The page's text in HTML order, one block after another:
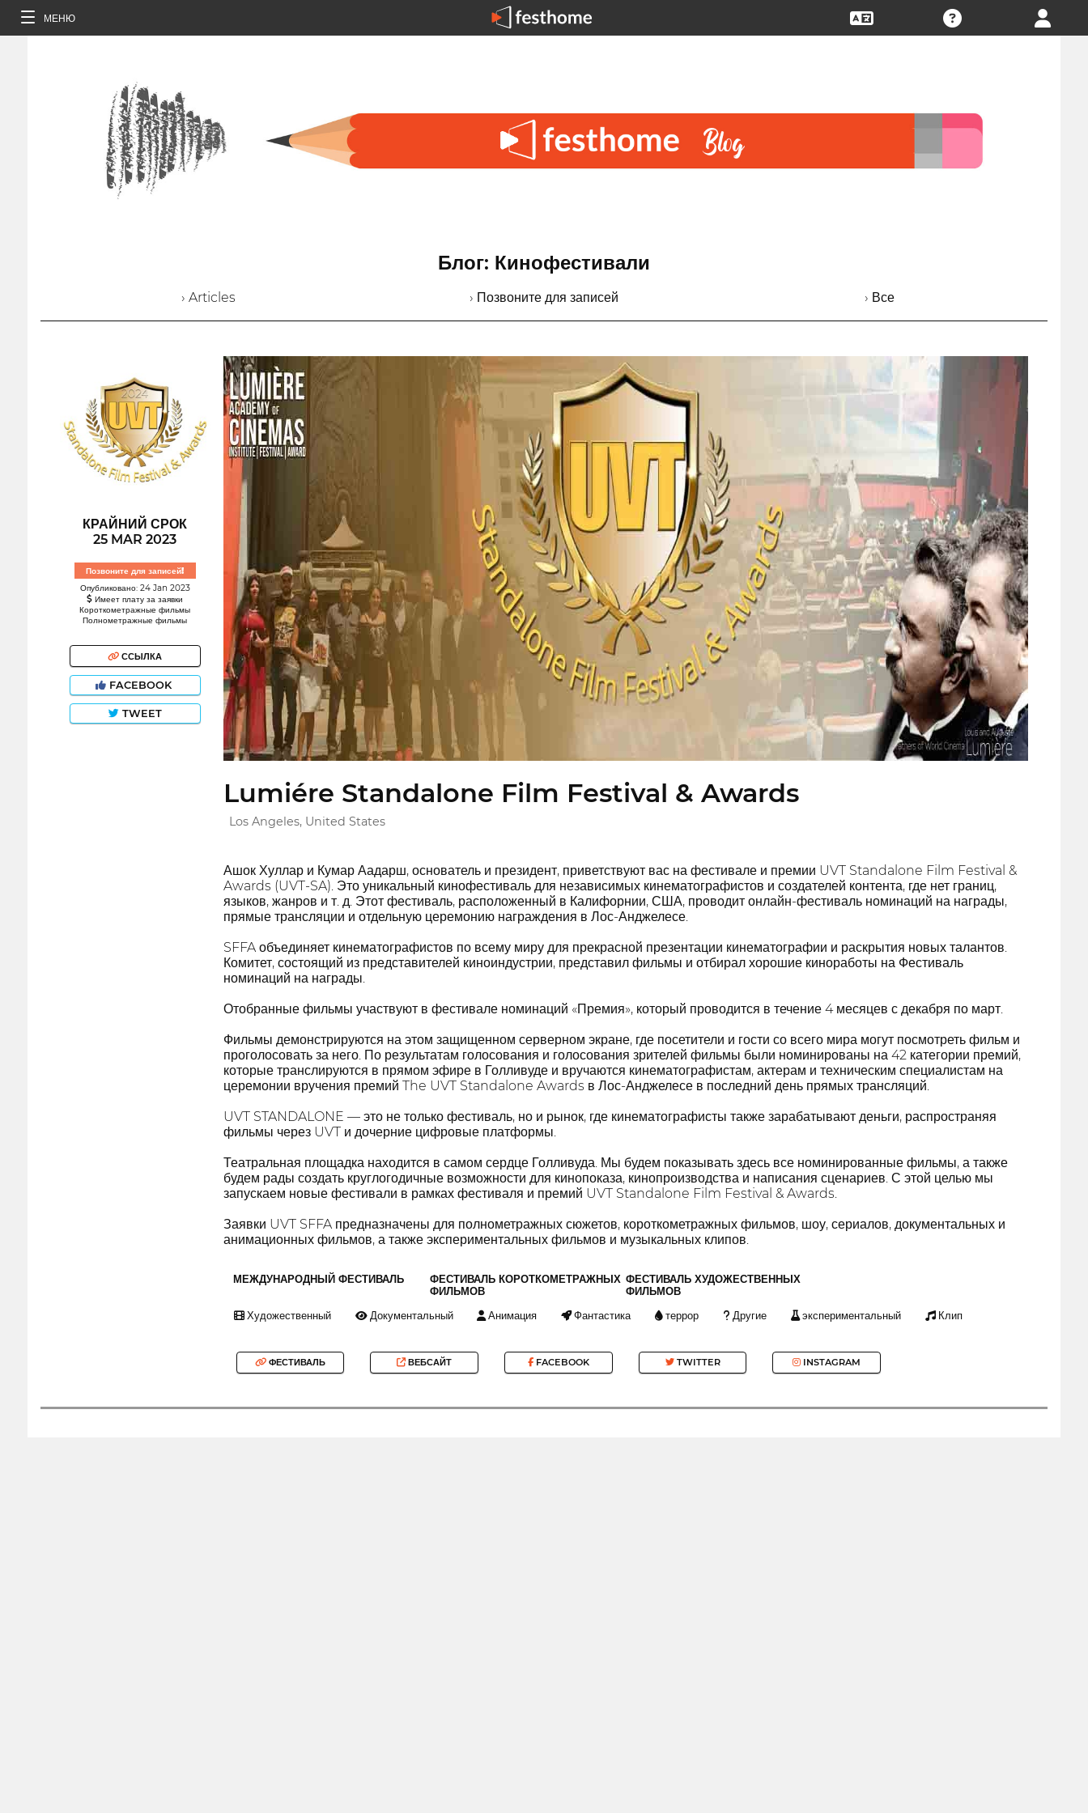
МЕНЮ
Блог: Кинофестивали
› Articles › Позвоните для записей › Все
КРАЙНИЙ СРОК
25 MAR 2023
Позвоните для записей!
Опубликовано: 24 Jan 2023
Имеет плату за заявки
Короткометражные фильмы
Полнометражные фильмы
ССЫЛКА
FACEBOOK
TWEET
Lumiére Standalone Film Festival & Awards
Los Angeles, United States
Ашок Хуллар и Кумар Аадарш, основатель и президент, приветствуют вас на фестивале и премии UVT Standalone Film Festival &
Awards (UVT-SA). Это уникальный кинофестиваль для независимых кинематографистов и создателей контента, где нет границ,
языков, жанров и т. д. Этот фестиваль, расположенный в Калифорнии, США, проводит онлайн-фестиваль номинаций на награды,
прямые трансляции и отдельную церемонию награждения в Лос-Анджелесе.
SFFA объединяет кинематографистов по всему миру для прекрасной презентации кинематографии и раскрытия новых талантов.
Комитет, состоящий из представителей киноиндустрии, представил фильмы и отбирал хорошие киноработы на Фестиваль
номинаций на награды.
Отобранные фильмы участвуют в фестивале номинаций «Премия», который проводится в течение 4 месяцев с декабря по март.
Фильмы демонстрируются на этом защищенном серверном экране, где посетители и гости со всего мира могут посмотреть фильм и
проголосовать за него. По результатам голосования и голосования зрителей фильмы были номинированы на 42 категории премий,
которые транслируются в прямом эфире в Голливуде и вручаются кинематографистам, актерам и техническим специалистам на
церемонии вручения премий The UVT Standalone Awards в Лос-Анджелесе в последний день прямых трансляций.
UVT STANDALONE — это не только фестиваль, но и рынок, где кинематографисты также зарабатывают деньги, распространяя
фильмы через UVT и дочерние цифровые платформы.
Театральная площадка находится в самом сердце Голливуда. Мы будем показывать здесь все номинированные фильмы, а также
будем рады создать круглогодичные возможности для кинопоказа, кинопроизводства и написания сценариев. С этой целью мы
запускаем новые фестивали в рамках фестиваля и премий UVT Standalone Film Festival & Awards.
Заявки UVT SFFA предназначены для полнометражных сюжетов, короткометражных фильмов, шоу, сериалов, документальных и
анимационных фильмов, а также экспериментальных фильмов и музыкальных клипов.
МЕЖДУНАРОДНЫЙ ФЕСТИВАЛЬ
ФЕСТИВАЛЬ КОРОТКОМЕТРАЖНЫХ
ФИЛЬМОВ
ФЕСТИВАЛЬ ХУДОЖЕСТВЕННЫХ
ФИЛЬМОВ
Художественный Документальный Анимация Фантастика террор Другие экспериментальный Клип
ФЕСТИВАЛЬ ВЕБСАЙТ FACEBOOK TWITTER INSTAGRAM